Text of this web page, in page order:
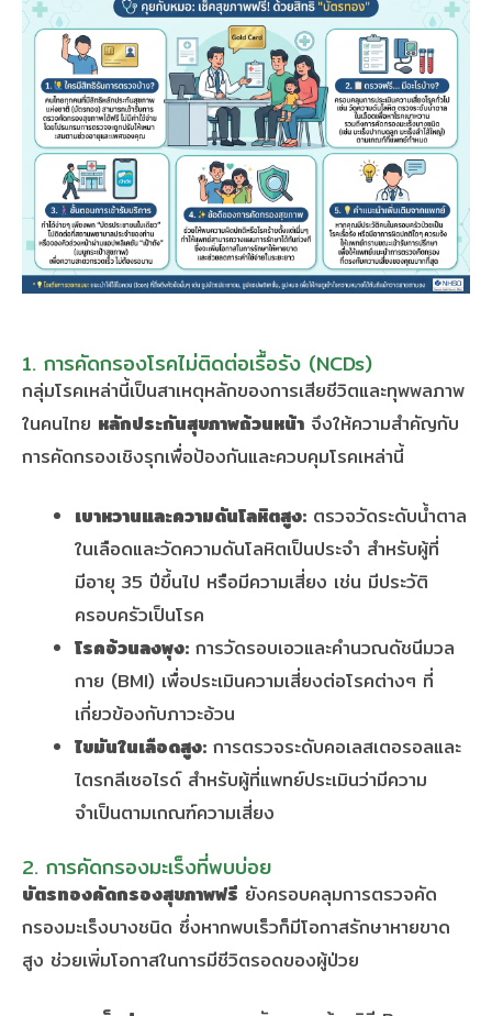
1. การคัดกรองโรคไม่ติดต่อเรื้อรัง (NCDs)
กลุ่มโรคเหล่านี้เป็นสาเหตุหลักของการเสียชีวิตและทุพพลภาพ
ในคนไทย หลักประกันสุขภาพถ้วนหน้า จึงให้ความสำคัญกับ
การคัดกรองเชิงรุกเพื่อป้องกันและควบคุมโรคเหล่านี้
เบาหวานและความดันโลหิตสูง: ตรวจวัดระดับน้ำตาล
ในเลือดและวัดความดันโลหิตเป็นประจำ สำหรับผู้ที่
มีอายุ 35 ปีขึ้นไป หรือมีความเสี่ยง เช่น มีประวัติ
ครอบครัวเป็นโรค
โรคอ้วนลงพุง: การวัดรอบเอวและคำนวณดัชนีมวล
กาย (BMI) เพื่อประเมินความเสี่ยงต่อโรคต่างๆ ที่
เกี่ยวข้องกับภาวะอ้วน
ไขมันในเลือดสูง: การตรวจระดับคอเลสเตอรอลและ
ไตรกลีเซอไรด์ สำหรับผู้ที่แพทย์ประเมินว่ามีความ
จำเป็นตามเกณฑ์ความเสี่ยง
2. การคัดกรองมะเร็งที่พบบ่อย
บัตรทองคัดกรองสุขภาพฟรี ยังครอบคลุมการตรวจคัด
กรองมะเร็งบางชนิด ซึ่งหากพบเร็วก็มีโอกาสรักษาหายขาด
สูง ช่วยเพิ่มโอกาสในการมีชีวิตรอดของผู้ป่วย